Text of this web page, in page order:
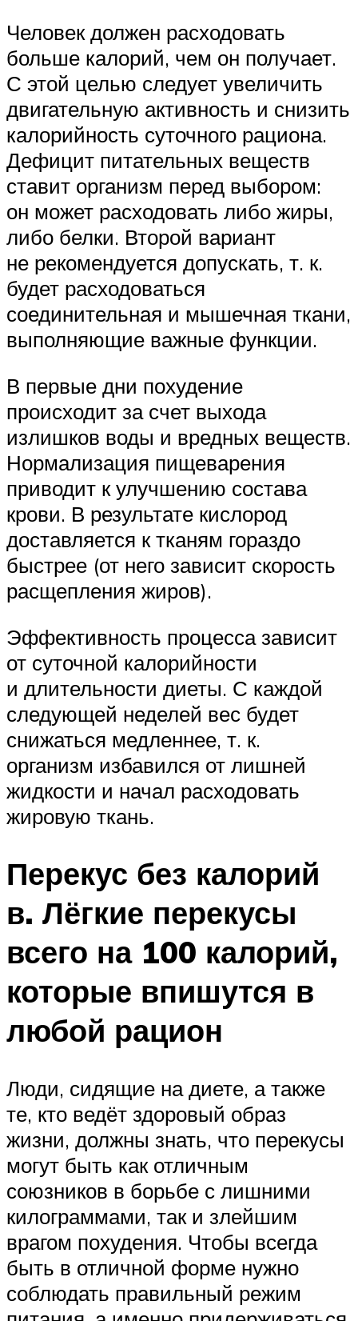
Человек должен расходовать
больше калорий, чем он получает.
С этой целью следует увеличить
двигательную активность и снизить
калорийность суточного рациона.
Дефицит питательных веществ
ставит организм перед выбором:
он может расходовать либо жиры,
либо белки. Второй вариант
не рекомендуется допускать, т. к.
будет расходоваться
соединительная и мышечная ткани,
выполняющие важные функции.
В первые дни похудение
происходит за счет выхода
излишков воды и вредных веществ.
Нормализация пищеварения
приводит к улучшению состава
крови. В результате кислород
доставляется к тканям гораздо
быстрее (от него зависит скорость
расщепления жиров).
Эффективность процесса зависит
от суточной калорийности
и длительности диеты. С каждой
следующей неделей вес будет
снижаться медленнее, т. к.
организм избавился от лишней
жидкости и начал расходовать
жировую ткань.
Перекус без калорий
в. Лёгкие перекусы
всего на 100 калорий,
которые впишутся в
любой рацион
Люди, сидящие на диете, а также
те, кто ведёт здоровый образ
жизни, должны знать, что перекусы
могут быть как отличным
союзников в борьбе с лишними
килограммами, так и злейшим
врагом похудения. Чтобы всегда
быть в отличной форме нужно
соблюдать правильный режим